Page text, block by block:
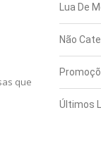
que
Lua De
Não
Últimos